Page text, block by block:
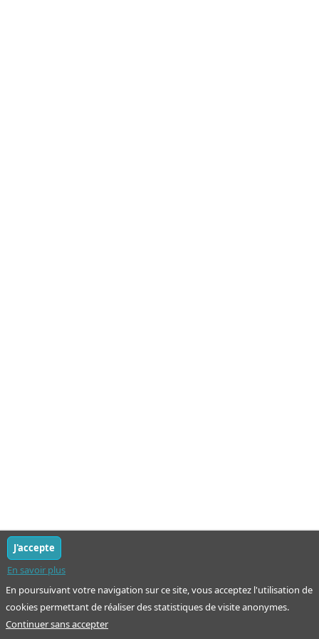
En poursuivant votre navigation sur ce site, vous acceptez l'utilisation de
cookies permettant de réaliser des statistiques de visite anonymes.
En savoir plus
J'accepte
Continuer sans accepter